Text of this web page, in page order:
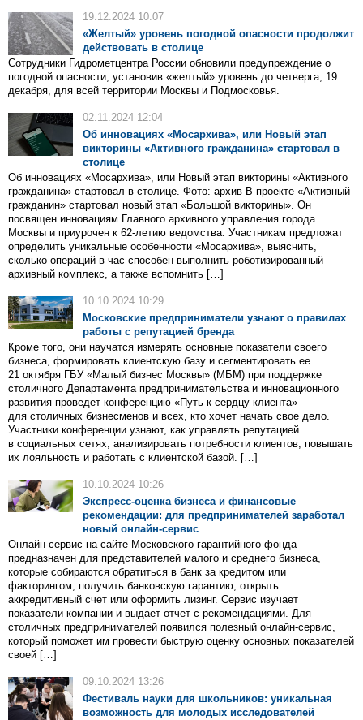
19.12.2024 10:07
«Желтый» уровень погодной опасности продолжит
действовать в столице
Сотрудники Гидрометцентра России обновили предупреждение о
погодной опасности, установив «желтый» уровень до четверга, 19
декабря, для всей территории Москвы и Подмосковья.
02.11.2024 12:04
Об инновациях «Мосархива», или Новый этап
викторины «Активного гражданина» стартовал в
столице
Об инновациях «Мосархива», или Новый этап викторины «Активного
гражданина» стартовал в столице. Фото: архив В проекте «Активный
гражданин» стартовал новый этап «Большой викторины». Он
посвящен инновациям Главного архивного управления города
Москвы и приурочен к 62-летию ведомства. Участникам предложат
определить уникальные особенности «Мосархива», выяснить,
сколько операций в час способен выполнить роботизированный
архивный комплекс, а также вспомнить […]
10.10.2024 10:29
Московские предприниматели узнают о правилах
работы с репутацией бренда
Кроме того, они научатся измерять основные показатели своего
бизнеса, формировать клиентскую базу и сегментировать ее.
21 октября ГБУ «Малый бизнес Москвы» (МБМ) при поддержке
столичного Департамента предпринимательства и инновационного
развития проведет конференцию «Путь к сердцу клиента»
для столичных бизнесменов и всех, кто хочет начать свое дело.
Участники конференции узнают, как управлять репутацией
в социальных сетях, анализировать потребности клиентов, повышать
их лояльность и работать с клиентской базой. […]
10.10.2024 10:26
Экспресс-оценка бизнеса и финансовые
рекомендации: для предпринимателей заработал
новый онлайн-сервис
Онлайн-сервис на сайте Московского гарантийного фонда
предназначен для представителей малого и среднего бизнеса,
которые собираются обратиться в банк за кредитом или
факторингом, получить банковскую гарантию, открыть
аккредитивный счет или оформить лизинг. Сервис изучает
показатели компании и выдает отчет с рекомендациями. Для
столичных предпринимателей появился полезный онлайн-сервис,
который поможет им провести быструю оценку основных показателей
своей […]
09.10.2024 13:26
Фестиваль науки для школьников: уникальная
возможность для молодых исследователей